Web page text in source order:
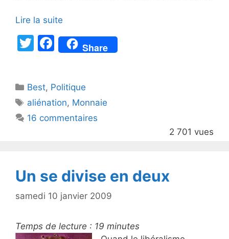
Lire la suite
T
er
F
a
e
b
o
Share
Catégories
Best, Politique
Étiquettes
aliénation, Monnaie
16 commentaires
2 701 vues
Un se divise en deux
samedi 10 janvier 2009
Temps de lecture : 19 minutes